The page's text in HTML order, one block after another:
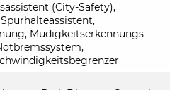
(City-Safety),
Müdigkeitserkennungs-